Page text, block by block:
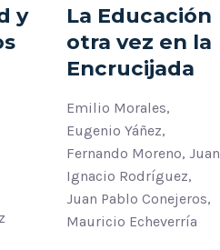
y
La Educación
otra vez en la
Encrucijada
Emilio Morales,
Eugenio Yáñez,
Fernando Moreno, Juan
Ignacio Rodríguez,
Juan Pablo Conejeros,
Mauricio Echeverría